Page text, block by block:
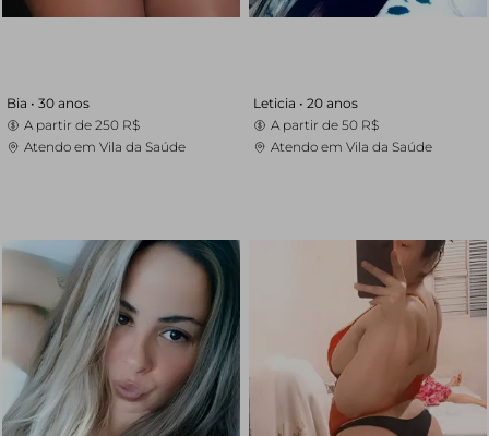
Bia • 30 anos
A partir de 250 R$
Atendo em Vila da Saúde
Leticia • 20 anos
A partir de 50 R$
Atendo em Vila da Saúde